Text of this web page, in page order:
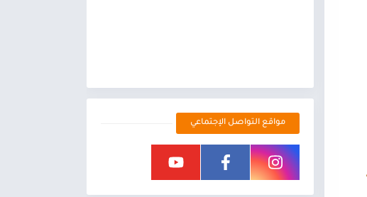
مواقع التواصل الإجتماعي